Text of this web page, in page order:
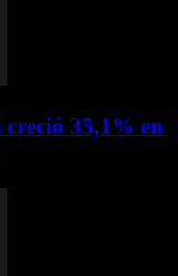
35,1% en